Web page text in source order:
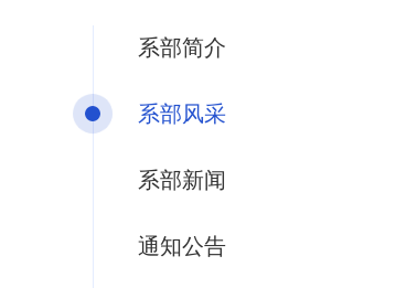
系部简介
系部风采
系部新闻
通知公告